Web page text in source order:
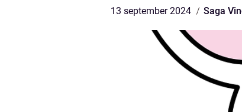
13 september 2024 Saga